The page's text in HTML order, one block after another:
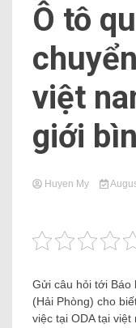
Ô tô
việt
giới
Huyen My
Gửi câu hỏi tới Báo
(Hải Phòng) cho
việc tại ODA tại